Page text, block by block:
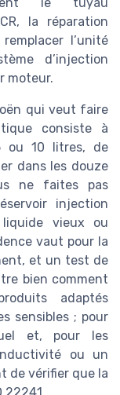
la réparation
l’unité
d’injection
moteur.
qui veut faire
consiste à
ou 10 litres, de
dans les douze
ne faites pas
injection
vieux ou
vaut pour la
et un test de
bien comment
adaptés
sensibles ; pour
et, pour les
ou un
de vérifier que la